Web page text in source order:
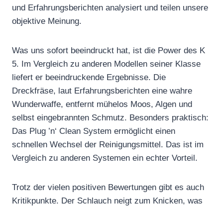
und Erfahrungsberichten analysiert und teilen unsere
objektive Meinung.
Was uns sofort beeindruckt hat, ist die Power des K
5. Im Vergleich zu anderen Modellen seiner Klasse
liefert er beeindruckende Ergebnisse. Die
Dreckfräse, laut Erfahrungsberichten eine wahre
Wunderwaffe, entfernt mühelos Moos, Algen und
selbst eingebrannten Schmutz. Besonders praktisch:
Das Plug ’n‘ Clean System ermöglicht einen
schnellen Wechsel der Reinigungsmittel. Das ist im
Vergleich zu anderen Systemen ein echter Vorteil.
Trotz der vielen positiven Bewertungen gibt es auch
Kritikpunkte. Der Schlauch neigt zum Knicken, was